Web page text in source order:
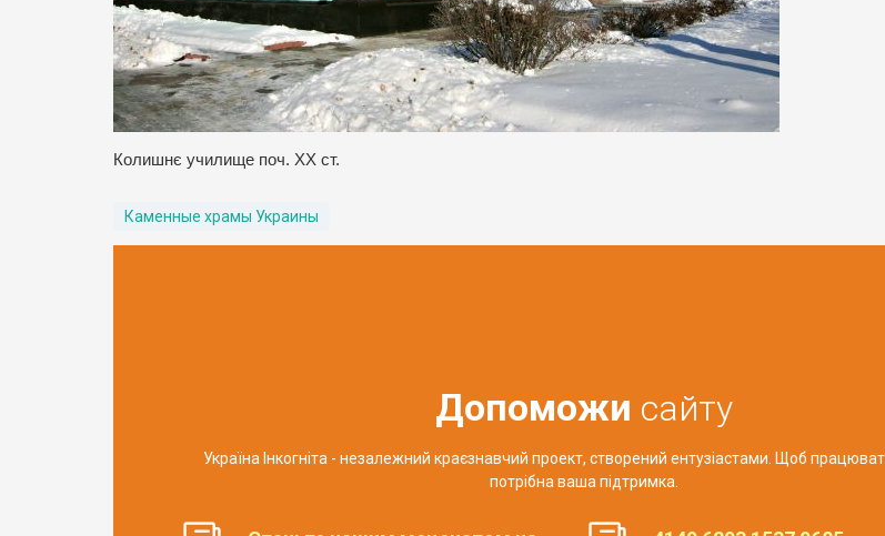
Колишнє училище поч. XX ст.
Каменные храмы Украины
Допоможи сайту
Україна Інкогніта - незалежний краєзнавчий проект, створений ентузіастами. Щоб
потрібна ваша підтримка.